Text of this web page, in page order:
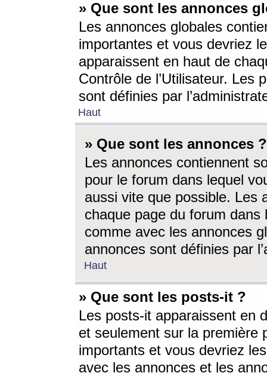
» Que sont les annonces
Les annonces globales
importantes et vous devriez
apparaissent en haut de
Contrôle de l’Utilisateur. Les
sont définies par
Haut
» Que sont les annonces ?
Les annonces contiennent
pour le forum dans lequel
aussi vite que possible. Les
chaque page du forum dans
comme avec les annonces
annonces sont définies par
Haut
» Que sont les posts-it ?
Les posts-it apparaissent en
et seulement sur la première
importants et vous devriez
avec les annonces et les